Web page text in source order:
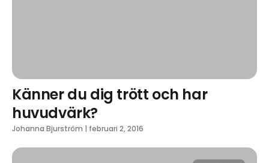
Känner du dig trött och har
huvudvärk?
Johanna Bjurström | februari 2, 2016